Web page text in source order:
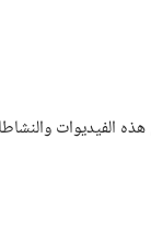
هذه الفيديوات